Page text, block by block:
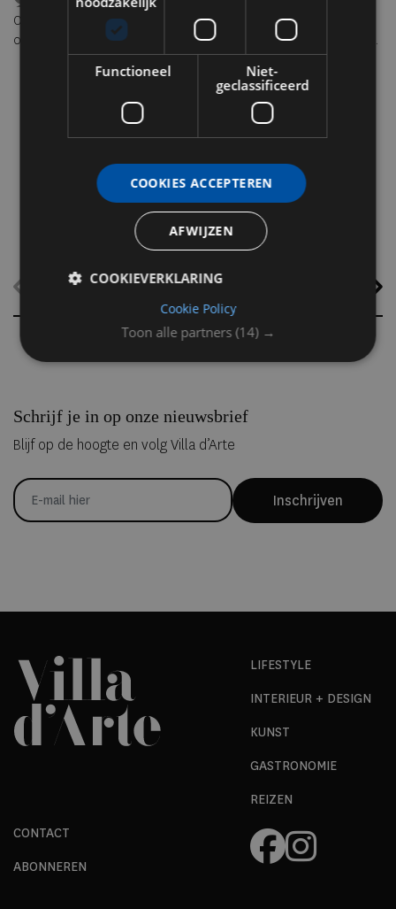
Op woensdag 12 augustus richt een groot deel van Europa de blik
omhoog. Tijdens de avonduren vindt een van de meest bijzondere
zonsverduisteringen van deze eeuw plaats. Omdat de zon tijdens
het hoogtepunt laag aan de horizon staat, vormt een vrij uitzicht
vanaf een rooftop, terras of kustlijn de perfecte setting om dit
zeldzame natuurverschijnsel te beleven. Van Amsterdam en Parijs
tot Lissabon, Milaan en Ibiza: dit zijn de mooiste plekken om de
Schrijf je in op onze nieuwsbrief
Blijf op de hoogte en volg Villa d’Arte
Inschrijven
LIFESTYLE
INTERIEUR + DESIGN
KUNST
GASTRONOMIE
REIZEN
CONTACT
ABONNEREN
Toon alle partners (14) →
Functioneel
Niet-
geclassificeerd
COOKIES ACCEPTEREN
AFWIJZEN
COOKIEVERKLARING
Cookie Policy